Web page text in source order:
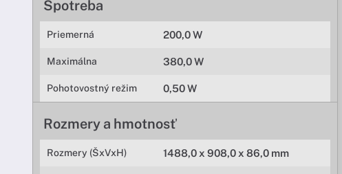
Spotreba
Priemerná 200,0 W
Maximálna 380,0 W
Pohotovostný režim 0,50 W
Rozmery a hmotnosť
Rozmery (ŠxVxH) 1488,0 x 908,0 x 86,0 mm